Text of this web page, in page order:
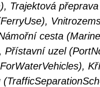
Trajektová
cesta
Přístavní uzel